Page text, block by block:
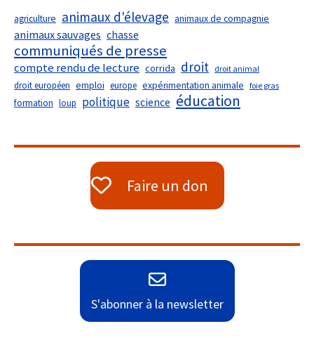
agriculture animaux d'élevage animaux de compagnie
animaux sauvages chasse
communiqués de presse
compte rendu de lecture corrida droit droit animal
droit européen emploi europe expérimentation animale foie gras
formation loup politique science éducation
Faire un don
S'abonner à la newsletter